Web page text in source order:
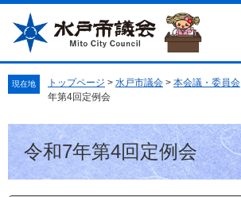
ペ
先
頭
す
メ
を
飛
し
文
現在地 トップページ > 水戸市議会 > 本会議・委員会
年第4回定例会
令和7年第4回定例会